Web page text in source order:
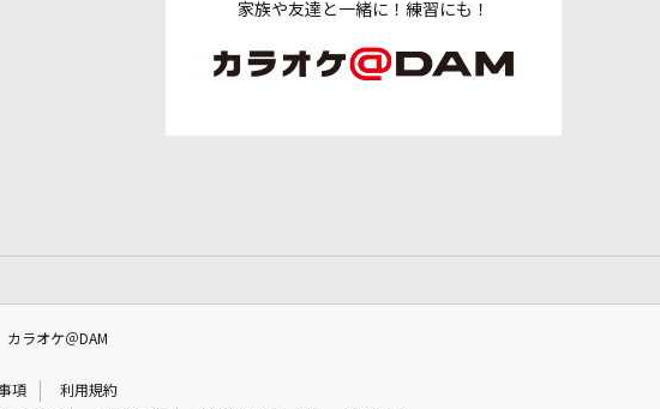
家族や友達と一緒に！練習にも！
カラオケ＠DAM
項
利用規約